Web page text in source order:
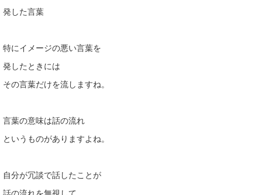
発した言葉
特にイメージの悪い言葉を
発したときには
その言葉だけを流しますね。
言葉の意味は話の流れ
というものがありますよね。
自分が冗談で話したことが